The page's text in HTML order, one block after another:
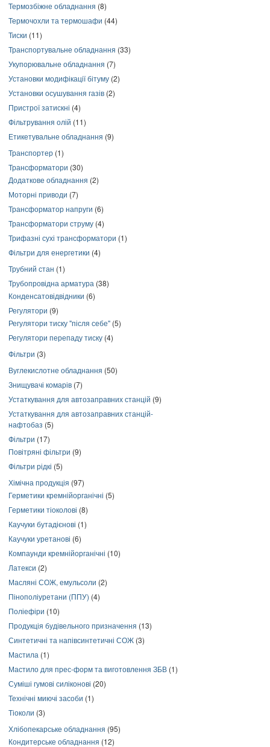
Термозбіжне обладнання (8)
Термочохли та термошафи (44)
Тиски (11)
Транспортувальне обладнання (33)
Укупорювальне обладнання (7)
Установки модифікації бітуму (2)
Установки осушування газів (2)
Пристрої затискні (4)
Фільтрування олій (11)
Етикетувальне обладнання (9)
Транспортер (1)
Трансформатори (30)
Додаткове обладнання (2)
Моторні приводи (7)
Трансформатор напруги (6)
Трансформатори струму (4)
Трифазні сухі трансформатори (1)
Фільтри для енергетики (4)
Трубний стан (1)
Трубопровідна арматура (38)
Конденсатовідвідники (6)
Регулятори (9)
Регулятори тиску "після себе" (5)
Регулятори перепаду тиску (4)
Фільтри (3)
Вуглекислотне обладнання (50)
Знищувачі комарів (7)
Устаткування для автозаправних станцій (9)
Устаткування для автозаправних станцій-
нафтобаз (5)
Фільтри (17)
Повітряні фільтри (9)
Фільтри рідкі (5)
Хімічна продукція (97)
Герметики кремнійорганічні (5)
Герметики тіоколові (8)
Каучуки бутадієнові (1)
Каучуки уретанові (6)
Компаунди кремнійорганічні (10)
Латекси (2)
Масляні СОЖ, емульсоли (2)
Пінополіуретани (ППУ) (4)
Поліефіри (10)
Продукція будівельного призначення (13)
Синтетичні та напівсинтетичні СОЖ (3)
Мастила (1)
Мастило для прес-форм та виготовлення ЗБВ (1)
Суміші гумові силіконові (20)
Технічні миючі засоби (1)
Тіоколи (3)
Хлібопекарське обладнання (95)
Кондитерське обладнання (12)